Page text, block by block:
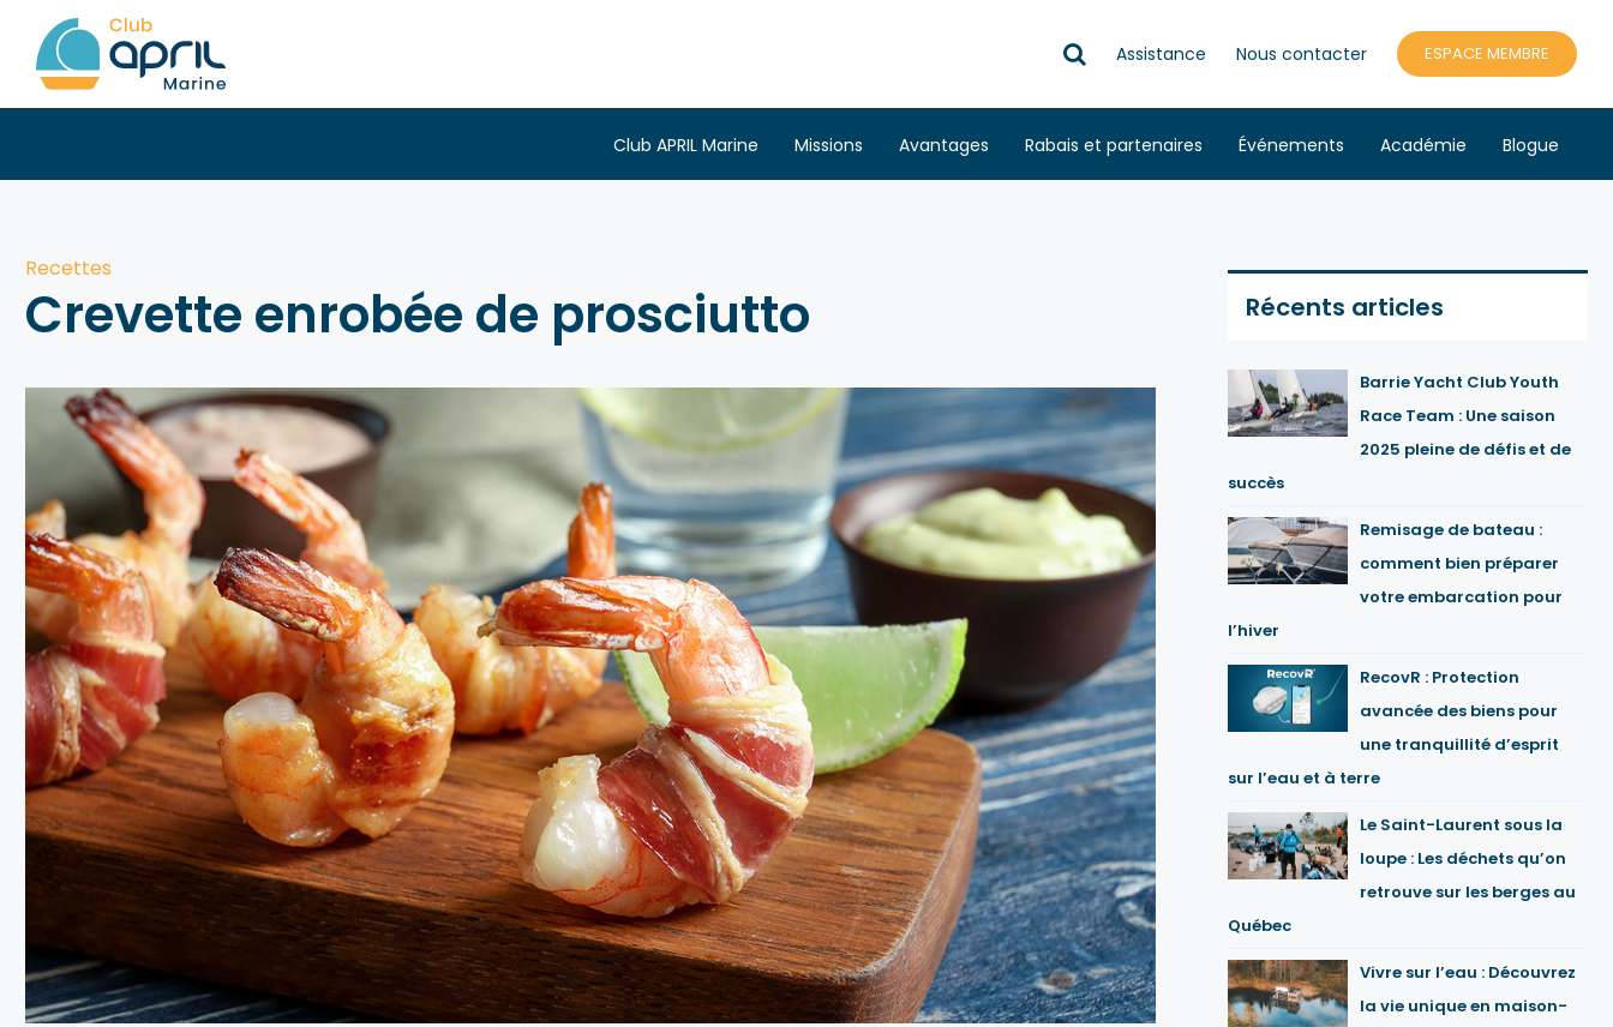
content
Assistance Nous contacter ESPACE MEMBRE
Club APRIL Marine Missions Avantages Rabais et partenaires Événements Académie Blogue
Recettes
Crevette enrobée de prosciutto Récents articles
Barrie Yacht Club Youth
Race Team : Une saison
2025 pleine de défis et de
succès
Remisage de bateau :
comment bien préparer
votre embarcation pour
l’hiver
RecovR : Protection
avancée des biens pour
une tranquillité d’esprit
sur l’eau et à terre
Le Saint-Laurent sous la
loupe : Les déchets qu’on
retrouve sur les berges au
Québec
Vivre sur l’eau : Découvrez
la vie unique en maison-